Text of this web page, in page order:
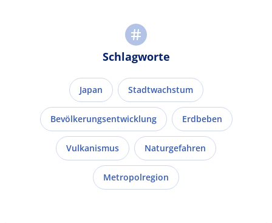
Schlagworte
Japan Stadtwachstum
Bevölkerungsentwicklung Erdbeben
Vulkanismus Naturgefahren
Metropolregion